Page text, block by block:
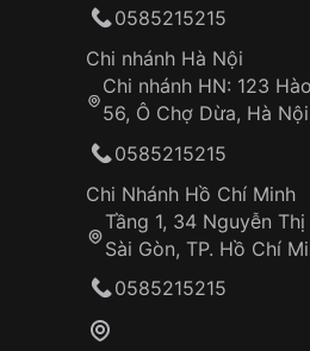
0585215215
Chi nhánh Hà Nội
Chi nhánh HN: 123
56, Ô Chợ Dừa, Hà
0585215215
Chi Nhánh Hồ Chí Minh
Tầng 1, 34 Nguyễn
Sài Gòn, TP. Hồ Chí
0585215215